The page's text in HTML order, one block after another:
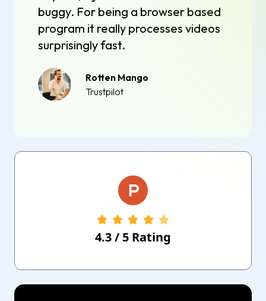
buggy. For being a browser based
program it really processes videos
surprisingly fast.
Rotten Mango
Trustpilot
4.3/ 5 Rating